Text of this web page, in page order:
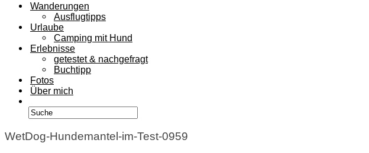
Wanderungen
Ausflugtipps
Urlaube
Camping mit Hund
Erlebnisse
getestet & nachgefragt
Buchtipp
Fotos
Über mich
WetDog-Hundemantel-im-Test-0959